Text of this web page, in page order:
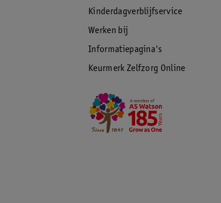
Kinderdagverblijfservice
Werken bij
Informatiepagina's
Keurmerk Zelfzorg Online